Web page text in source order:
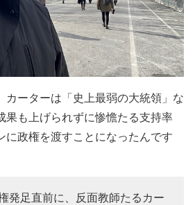
ーターは「史上最弱の大統領」な
果も上げられずに惨憺たる支持率
に政権を渡すことになったんです
発足直前に、反面教師たるカー